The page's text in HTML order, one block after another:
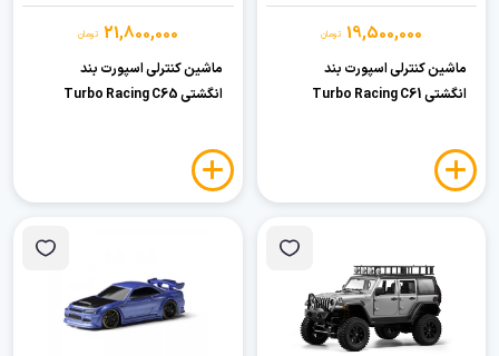
19,500,000 تومان
ماشین کنترلی اسپورت بند
انگشتی Turbo Racing C61
21,800,000 تومان
ماشین کنترلی اسپورت بند
انگشتی Turbo Racing C65